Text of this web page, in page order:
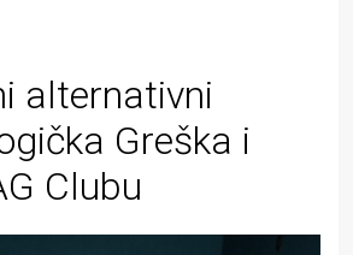
alternativni
Greška i
Clubu